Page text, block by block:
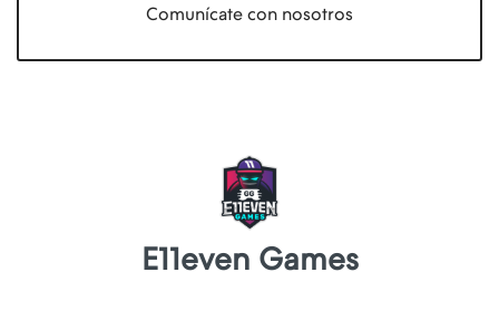
Comunícate con nosotros
E11even Games